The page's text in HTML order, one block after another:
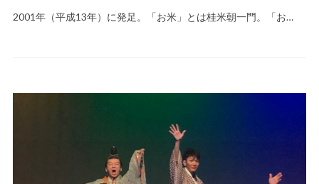
2001年（平成13年）に発足。「お米」とは桂米朝一門。「お…